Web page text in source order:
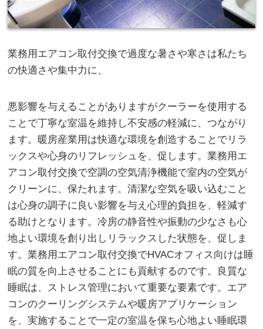
業務用エアコン取付交換で過度な暑さや寒さは私たち
の快適さや集中力に、
悪影響を与えることがありますがクーラーを使用する
ことで丁寧な室温を維持し不安感の軽減に、つながり
ます。暖房産業用は快適な環境を創造することでリラ
ックスや心身のリフレッシュを、促します。業務用エ
アコン取付交換で空調の空気清浄機能で室内の空気が
クリーンに、保たれます。清潔な空気を吸い込むこと
は心身の調子に良い影響を与え心理的負担を、軽減す
る助けとなります。冷房の静音性や振動の少なさも心
地よい環境を創り出しリラックスした状態を、促しま
す。業務用エアコン取付交換でHVACオフィス向けは睡
眠の質を向上させることにも貢献するのです。良質な
睡眠は、ストレス管理において重要な要素です。エア
コンのクーリングシステムや暖房アプリケーション
を、実施することで一定の室温を保ち心地よい睡眠環